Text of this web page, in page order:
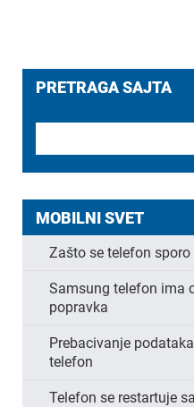
PRETRAGA SAJTA
MOBILNI SVET
Zašto se telefon
Samsung telefon ima
popravka
Prebacivanje
telefon
Telefon se restartuje